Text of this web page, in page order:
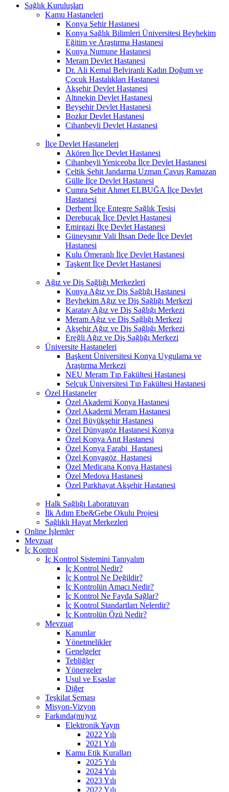
Sağlık Kuruluşları
Kamu Hastaneleri
Konya Şehir Hastanesi
Konya Sağlık Bilimleri Üniversitesi Beyhekim
Eğitim ve Araştırma Hastanesi
Konya Numune Hastanesi
Meram Devlet Hastanesi
Dr. Ali Kemal Belviranlı Kadın Doğum ve
Çocuk Hastalıkları Hastanesi
Akşehir Devlet Hastanesi
Altınekin Devlet Hastanesi
Beyşehir Devlet Hastanesi
Bozkır Devlet Hastanesi
Cihanbeyli Devlet Hastanesi
İlçe Devlet Hastaneleri
Akören İlçe Devlet Hastanesi
Cihanbeyli Yeniceoba İlçe Devlet Hastanesi
Çeltik Şehit Jandarma Uzman Çavuş Ramazan
Gülle İlçe Devlet Hastanesi
Çumra Şehit Ahmet ELBUĞA İlçe Devlet
Hastanesi
Derbent İlçe Entegre Sağlık Tesisi
Derebucak İlçe Devlet Hastanesi
Emirgazi İlçe Devlet Hastanesi
Güneysınır Vali İhsan Dede İlçe Devlet
Hastanesi
Kulu Ömeranlı İlçe Devlet Hastanesi
Taşkent İlçe Devlet Hastanesi
Ağız ve Diş Sağlığı Merkezleri
Konya Ağız ve Diş Sağlığı Hastanesi
Beyhekim Ağız ve Diş Sağlığı Merkezi
Karatay Ağız ve Diş Sağlığı Merkezi
Meram Ağız ve Diş Sağlığı Merkezi
Akşehir Ağız ve Diş Sağlığı Merkezi
Ereğli Ağız ve Diş Sağlığı Merkezi
Üniversite Hastaneleri
Başkent Üniversitesi Konya Uygulama ve
Araştırma Merkezi
NEU Meram Tıp Fakültesi Hastanesi
Selçuk Üniversitesi Tıp Fakültesi Hastanesi
Özel Hastaneler
Özel Akademi Konya Hastanesi
Özel Akademi Meram Hastanesi
Özel Büyükşehir Hastanesi
Özel Dünyagöz Hastanesi Konya
Özel Konya Anıt Hastanesi
Özel Konya Farabi Hastanesi
Özel Konyagöz Hastanesi
Özel Medicana Konya Hastanesi
Özel Medova Hastanesi
Özel Parkhayat Akşehir Hastanesi
Halk Sağlığı Laboratuvarı
İlk Adım Ebe&Gebe Okulu Projesi
Sağlıklı Hayat Merkezleri
Online İşlemler
Mevzuat
İç Kontrol
İç Kontrol Sistemini Tanıyalım
İç Kontrol Nedir?
İç Kontrol Ne Değildir?
İç Kontrolün Amacı Nedir?
İç Kontrol Ne Fayda Sağlar?
İç Kontrol Standartları Nelerdir?
İç Kontrolün Özü Nedir?
Mevzuat
Kanunlar
Yönetmelikler
Genelgeler
Tebliğler
Yönergeler
Usul ve Esaslar
Diğer
Teşkilat Şeması
Misyon-Vizyon
Farkında(mı)yız
Elektronik Yayın
2022 Yılı
2021 Yılı
Kamu Etik Kuralları
2025 Yılı
2024 Yılı
2023 Yılı
2022 Yılı